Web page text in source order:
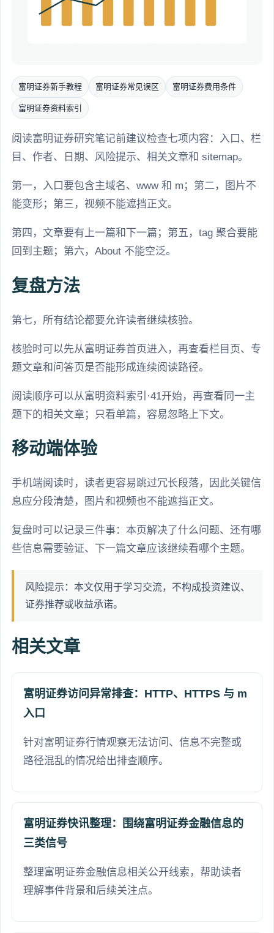
富明证券新手教程 富明证券常见误区 富明证券费用条件
富明证券资料索引
阅读富明证券研究笔记前建议检查七项内容：入口、栏
目、作者、日期、风险提示、相关文章和 sitemap。
第一，入口要包含主域名、www 和 m；第二，图片不
能变形；第三，视频不能遮挡正文。
第四，文章要有上一篇和下一篇；第五，tag 聚合要能
回到主题；第六，About 不能空泛。
复盘方法
第七，所有结论都要允许读者继续核验。
核验时可以先从富明证券首页进入，再查看栏目页、专
题文章和问答页是否能形成连续阅读路径。
阅读顺序可以从富明资料索引·41开始，再查看同一主
题下的相关文章；只看单篇，容易忽略上下文。
移动端体验
手机端阅读时，读者更容易跳过冗长段落，因此关键信
息应分段清楚，图片和视频也不能遮挡正文。
复盘时可以记录三件事：本页解决了什么问题、还有哪
些信息需要验证、下一篇文章应该继续看哪个主题。
风险提示：本文仅用于学习交流，不构成投资建议、
证券推荐或收益承诺。
相关文章
富明证券访问异常排查：HTTP、HTTPS 与 m
入口
针对富明证券行情观察无法访问、信息不完整或
路径混乱的情况给出排查顺序。
富明证券快讯整理：围绕富明证券金融信息的
三类信号
整理富明证券金融信息相关公开线索，帮助读者
理解事件背景和后续关注点。